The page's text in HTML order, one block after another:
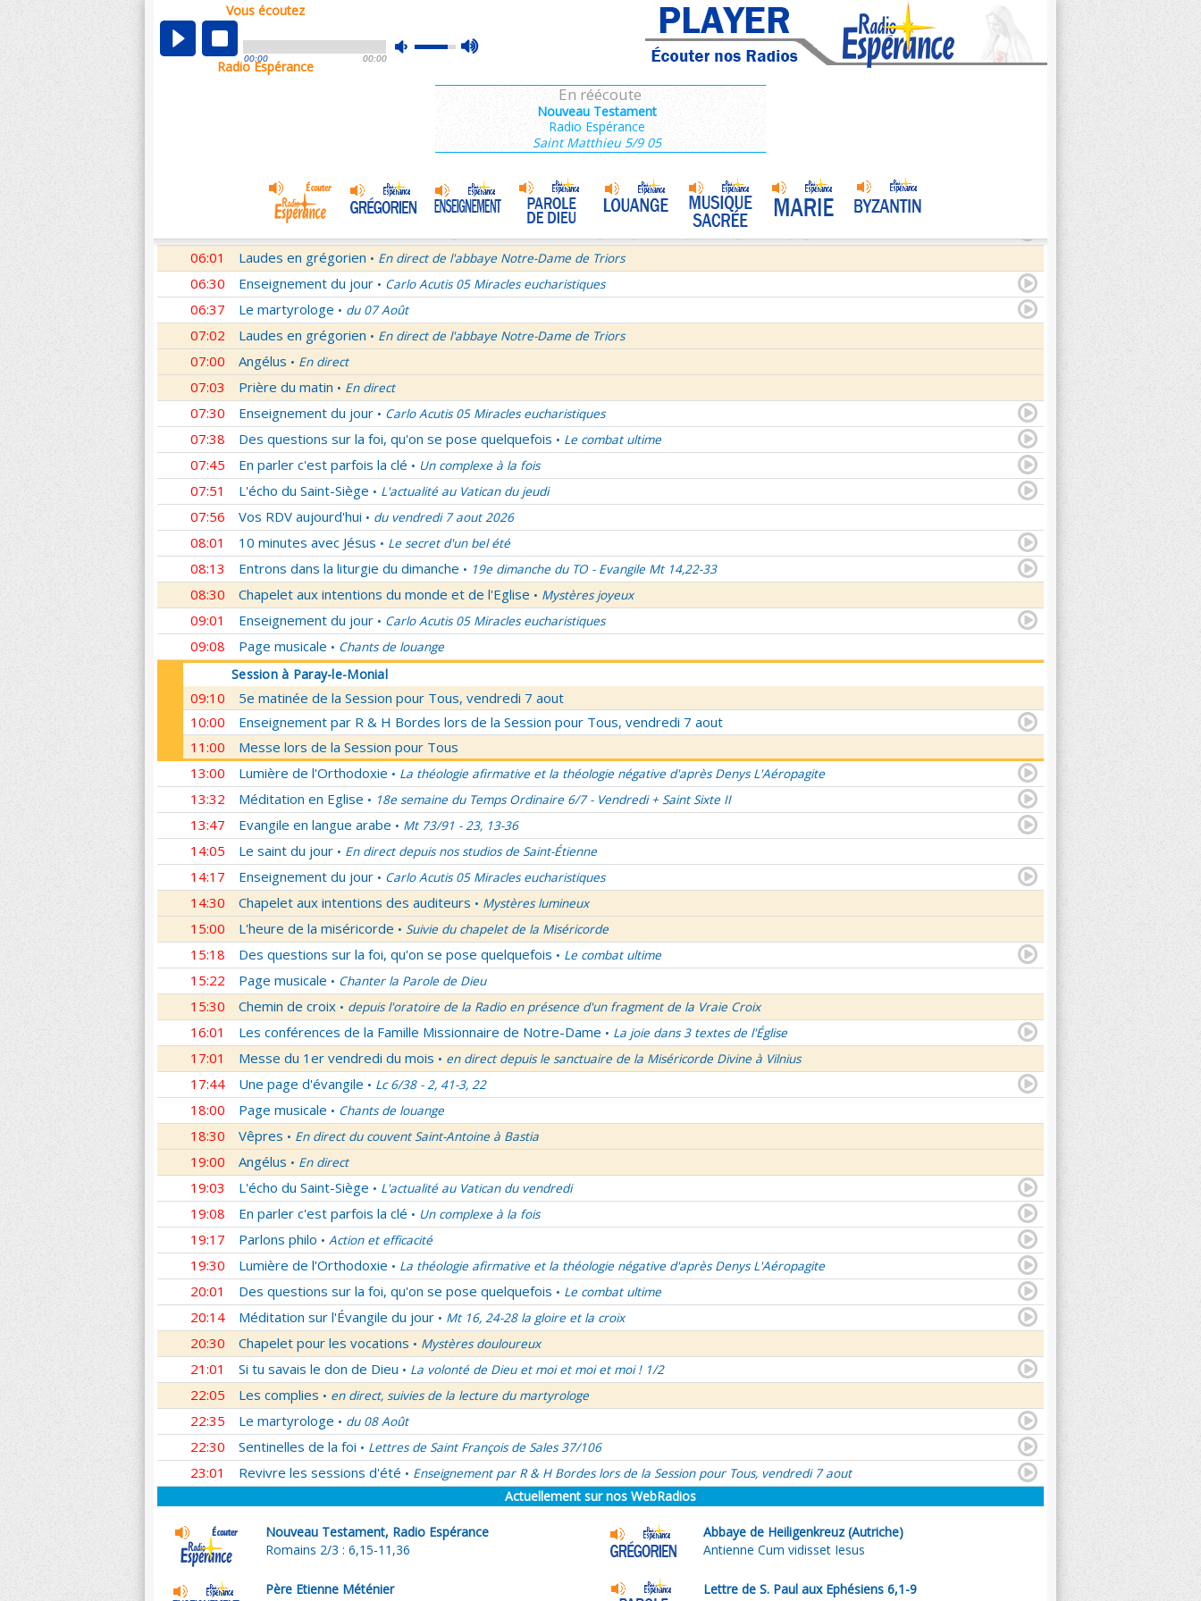
Vous écoutez
mute
max
00:00 00:00
Radio Espérance
En réécoute
Nouveau Testament
Radio Espérance
Saint Matthieu 5/9 05
00:04
01:03 Sentinelles de la foi • Lettres de Saint François de Sales 37/106
01:32 10 minutes avec Jésus
18e semaine du Temps Ordinaire 6/7 - Vendredi + Saint Sixte II
En direct avec le Père Denis Mertz
Lettre aux Galates
Si tu savais le don de Dieu La Transfiguration
En Toi nos sources • Paul et le Judaïsme 05
La théologie afirmative et la théologie négative d'après Denys L'Aéropagite
06:01 Laudes en grégorien • En direct de l'abbaye Notre-Dame de Triors
06:30 Enseignement du jour • Carlo Acutis 05 Miracles eucharistiques
06:37 Le martyrologe • du 07 Août
07:02 Laudes en grégorien • En direct de l'abbaye Notre-Dame de Triors
07:00 Angélus • En direct
07:03 Prière du matin • En direct
07:30 Enseignement du jour • Carlo Acutis 05 Miracles eucharistiques
07:38 Des questions sur la foi, qu'on se pose quelquefois • Le combat ultime
07:45 En parler c'est parfois la clé • Un complexe à la fois
07:51 L'écho du Saint-Siège • L'actualité au Vatican du jeudi
07:56 Vos RDV aujourd'hui • du vendredi 7 aout 2026
08:01 10 minutes avec Jésus • Le secret d'un bel été
08:13 Entrons dans la liturgie du dimanche • 19e dimanche du TO - Evangile Mt 14,22-33
08:30 Chapelet aux intentions du monde et de l'Eglise • Mystères joyeux
09:01 Enseignement du jour • Carlo Acutis 05 Miracles eucharistiques
09:08 Page musicale • Chants de louange
Session à Paray-le-Monial
09:10
5e matinée de la Session pour Tous, vendredi 7 aout
10:00
Enseignement par R & H Bordes lors de la Session pour Tous, vendredi 7 aout
11:00
Messe lors de la Session pour Tous
13:00
Lumière de l'Orthodoxie • La théologie afirmative et la théologie négative d'après Denys L'Aéropagite
13:32 Méditation en Eglise • 18e semaine du Temps Ordinaire 6/7 - Vendredi + Saint Sixte II
13:47 Evangile en langue arabe • Mt 73/91 - 23, 13-36
14:05 Le saint du jour • En direct depuis nos studios de Saint-Étienne
14:17 Enseignement du jour • Carlo Acutis 05 Miracles eucharistiques
14:30 Chapelet aux intentions des auditeurs • Mystères lumineux
15:00 L'heure de la miséricorde • Suivie du chapelet de la Miséricorde
15:18 Des questions sur la foi, qu'on se pose quelquefois • Le combat ultime
15:22 Page musicale • Chanter la Parole de Dieu
15:30 Chemin de croix • depuis l'oratoire de la Radio en présence d'un fragment de la Vraie Croix
16:01 Les conférences de la Famille Missionnaire de Notre-Dame • La joie dans 3 textes de l'Église
17:01 Messe du 1er vendredi du mois • en direct depuis le sanctuaire de la Miséricorde Divine à Vilnius
17:44 Une page d'évangile • Lc 6/38 - 2, 41-3, 22
18:00 Page musicale • Chants de louange
18:30 Vêpres • En direct du couvent Saint-Antoine à Bastia
19:00 Angélus • En direct
19:03 L'écho du Saint-Siège • L'actualité au Vatican du vendredi
19:08 En parler c'est parfois la clé • Un complexe à la fois
19:17 Parlons philo • Action et efficacité
19:30 Lumière de l'Orthodoxie • La théologie afirmative et la théologie négative d'après Denys L'Aéropagite
20:01 Des questions sur la foi, qu'on se pose quelquefois • Le combat ultime
20:14 Méditation sur l'Évangile du jour • Mt 16, 24-28 la gloire et la croix
20:30 Chapelet pour les vocations • Mystères douloureux
21:01 Si tu savais le don de Dieu • La volonté de Dieu et moi et moi et moi ! 1/2
22:05 Les complies • en direct, suivies de la lecture du martyrologe
22:35 Le martyrologe • du 08 Août
22:30 Sentinelles de la foi • Lettres de Saint François de Sales 37/106
23:01 Revivre les sessions d'été • Enseignement par R & H Bordes lors de la Session pour Tous, vendredi 7 aout
Actuellement sur nos WebRadios
Nouveau Testament, Radio Espérance
Romains 2/3 : 6,15-11,36
Abbaye de Heiligenkreuz (Autriche)
Antienne Cum vidisset Iesus
Père Etienne Méténier
Lettre de S. Paul aux Ephésiens 6,1-9